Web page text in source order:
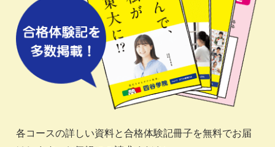
各コースの詳しい資料と合格体験記冊子を無料でお届